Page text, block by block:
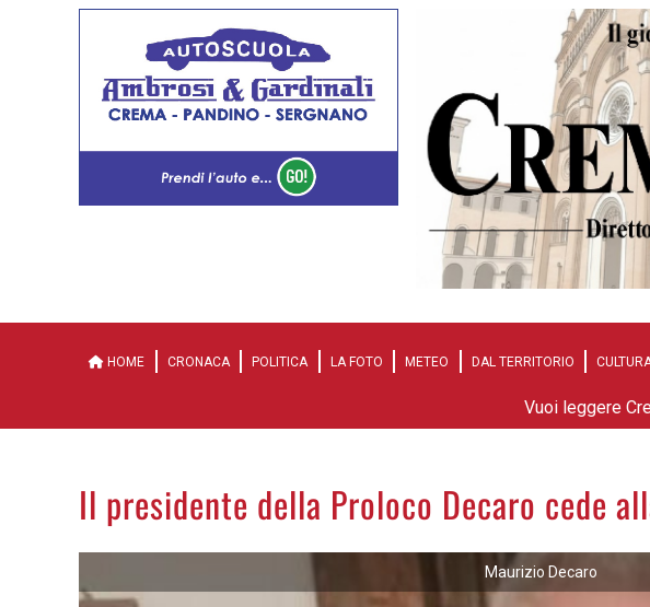
HOME CRONACA POLITICA LA FOTO METEO DAL TERRITORIO
Vuoi leggere
Il presidente della Proloco Decaro cede
Maurizio Decaro